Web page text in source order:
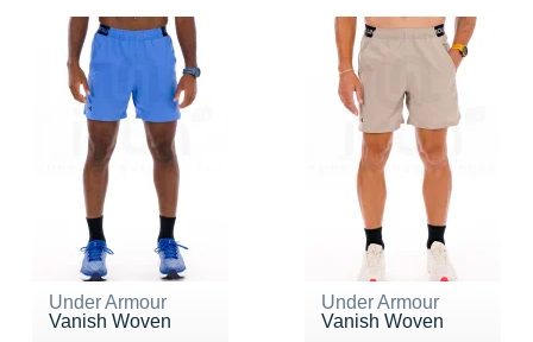
Under Armour
Vanish Woven
Under Armour
Vanish Woven